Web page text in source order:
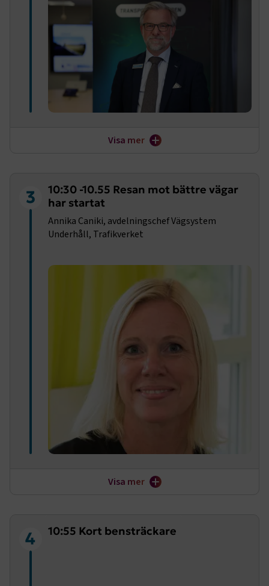
I november 2025 tillträdde Jonas Hagelqvist som ny vd
Finns det något vi kan lära av dem och vilka utmaningar
ser Jonas för svensk vägtransportsektor de kommande
Visa mer
3
10:30 -10.55 Resan mot bättre vägar
har startat
Annika Caniki, avdelningschef Vägsystem
Underhåll, Trafikverket
Trafikverket ska nu hantera en historisk stor ram för
transportinfrastrukturen, 1200 miljarder kronor ska
återbetalas under planperioden. Är Trafikverket rustade?
Visa mer
4 10:55 Kort bensträckare